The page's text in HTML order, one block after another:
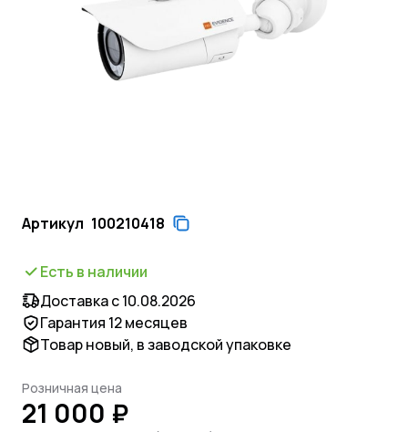
Артикул 100210418
Есть в наличии
Доставка с 10.08.2026
Гарантия 12 месяцев
Товар новый, в заводской упаковке
Розничная цена
21 000 ₽